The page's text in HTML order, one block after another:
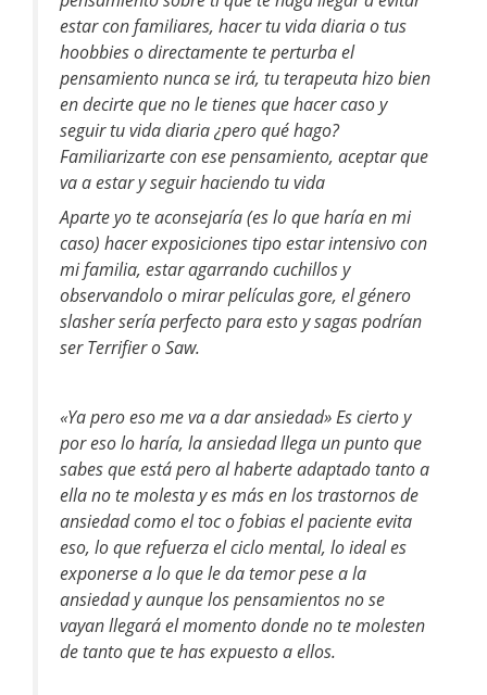
estar con familiares, hacer tu vida diaria o tus
hoobbies o directamente te perturba el
pensamiento nunca se irá, tu terapeuta hizo bien
en decirte que no le tienes que hacer caso y
seguir tu vida diaria ¿pero qué hago?
Familiarizarte con ese pensamiento, aceptar que
va a estar y seguir haciendo tu vida
Aparte yo te aconsejaría (es lo que haría en mi
caso) hacer exposiciones tipo estar intensivo con
mi familia, estar agarrando cuchillos y
observandolo o mirar películas gore, el género
slasher sería perfecto para esto y sagas podrían
ser Terrifier o Saw.
«Ya pero eso me va a dar ansiedad» Es cierto y
por eso lo haría, la ansiedad llega un punto que
sabes que está pero al haberte adaptado tanto a
ella no te molesta y es más en los trastornos de
ansiedad como el toc o fobias el paciente evita
eso, lo que refuerza el ciclo mental, lo ideal es
exponerse a lo que le da temor pese a la
ansiedad y aunque los pensamientos no se
vayan llegará el momento donde no te molesten
de tanto que te has expuesto a ellos.